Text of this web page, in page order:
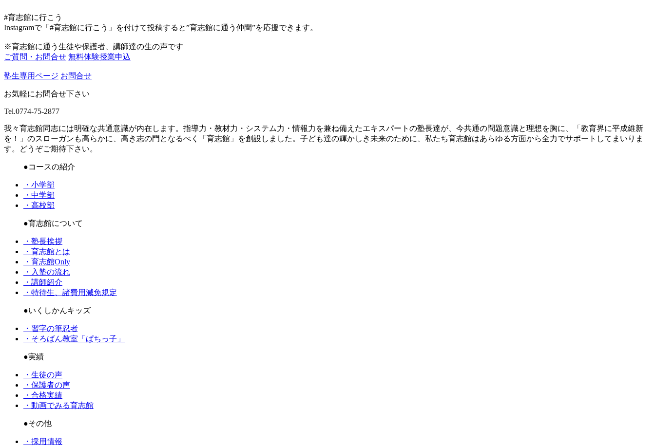
#育志館に行こう
Instagramで「#育志館に行こう」を付けて投稿すると”育志館に通う仲間”を応援できます。
※育志館に通う生徒や保護者、講師達の生の声です
ご質問・お問合せ 無料体験授業申込
塾生専用ページ お問合せ
お気軽にお問合せ下さい
Tel.0774-75-2877
我々育志館同志には明確な共通意識が内在します。指導力・教材力・システム力・情報力を兼ね備えたエキスパートの塾長達が、今共通の問題意識と理想を胸に、「教育界に平成維新
を！」のスローガンも高らかに、高き志の門となるべく「育志館」を創設しました。子ども達の輝かしき未来のために、私たち育志館はあらゆる方面から全力でサポートしてまいりま
す。どうぞご期待下さい。
●コースの紹介
・小学部
・中学部
・高校部
●育志館について
・塾長挨拶
・育志館とは
・育志館Only
・入塾の流れ
・講師紹介
・特待生、諸費用減免規定
●いくしかんキッズ
・習字の筆忍者
・そろばん教室「ぱちっ子」
●実績
・生徒の声
・保護者の声
・合格実績
・動画でみる育志館
●その他
・採用情報